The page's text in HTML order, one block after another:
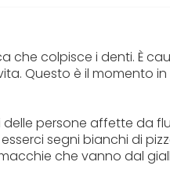
che colpisce i denti. È
Questo è il momento
persone affette da
segni bianchi di
che vanno dal